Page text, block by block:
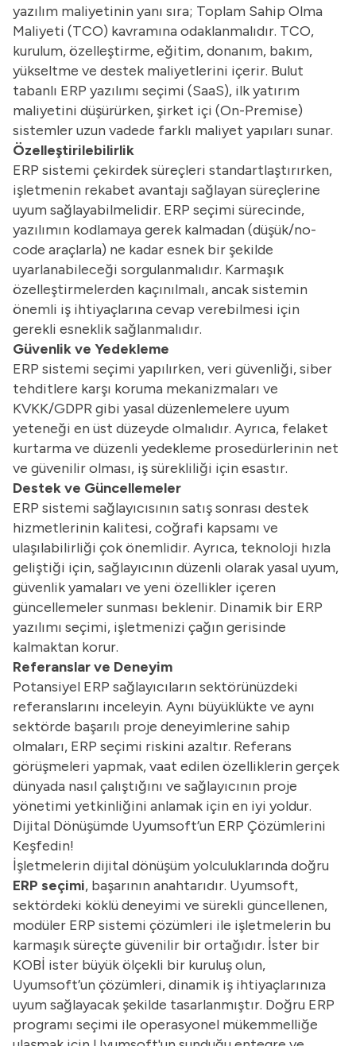
yazılım maliyetinin yanı sıra; Toplam Sahip Olma
Maliyeti (TCO) kavramına odaklanmalıdır. TCO,
kurulum, özelleştirme, eğitim, donanım, bakım,
yükseltme ve destek maliyetlerini içerir. Bulut
tabanlı ERP yazılımı seçimi (SaaS), ilk yatırım
maliyetini düşürürken, şirket içi (On-Premise)
sistemler uzun vadede farklı maliyet yapıları sunar.
Özelleştirilebilirlik
ERP sistemi çekirdek süreçleri standartlaştırırken,
işletmenin rekabet avantajı sağlayan süreçlerine
uyum sağlayabilmelidir. ERP seçimi sürecinde,
yazılımın kodlamaya gerek kalmadan (düşük/no-
code araçlarla) ne kadar esnek bir şekilde
uyarlanabileceği sorgulanmalıdır. Karmaşık
özelleştirmelerden kaçınılmalı, ancak sistemin
önemli iş ihtiyaçlarına cevap verebilmesi için
gerekli esneklik sağlanmalıdır.
Güvenlik ve Yedekleme
ERP sistemi seçimi yapılırken, veri güvenliği, siber
tehditlere karşı koruma mekanizmaları ve
KVKK/GDPR gibi yasal düzenlemelere uyum
yeteneği en üst düzeyde olmalıdır. Ayrıca, felaket
kurtarma ve düzenli yedekleme prosedürlerinin net
ve güvenilir olması, iş sürekliliği için esastır.
Destek ve Güncellemeler
ERP sistemi sağlayıcısının satış sonrası destek
hizmetlerinin kalitesi, coğrafi kapsamı ve
ulaşılabilirliği çok önemlidir. Ayrıca, teknoloji hızla
geliştiği için, sağlayıcının düzenli olarak yasal uyum,
güvenlik yamaları ve yeni özellikler içeren
güncellemeler sunması beklenir. Dinamik bir ERP
yazılımı seçimi, işletmenizi çağın gerisinde
kalmaktan korur.
Referanslar ve Deneyim
Potansiyel ERP sağlayıcıların sektörünüzdeki
referanslarını inceleyin. Aynı büyüklükte ve aynı
sektörde başarılı proje deneyimlerine sahip
olmaları, ERP seçimi riskini azaltır. Referans
görüşmeleri yapmak, vaat edilen özelliklerin gerçek
dünyada nasıl çalıştığını ve sağlayıcının proje
yönetimi yetkinliğini anlamak için en iyi yoldur.
Dijital Dönüşümde Uyumsoft’un ERP Çözümlerini
Keşfedin!
İşletmelerin dijital dönüşüm yolculuklarında doğru
ERP seçimi, başarının anahtarıdır. Uyumsoft,
sektördeki köklü deneyimi ve sürekli güncellenen,
modüler ERP sistemi çözümleri ile işletmelerin bu
karmaşık süreçte güvenilir bir ortağıdır. İster bir
KOBİ ister büyük ölçekli bir kuruluş olun,
Uyumsoft’un çözümleri, dinamik iş ihtiyaçlarınıza
uyum sağlayacak şekilde tasarlanmıştır. Doğru ERP
programı seçimi ile operasyonel mükemmelliğe